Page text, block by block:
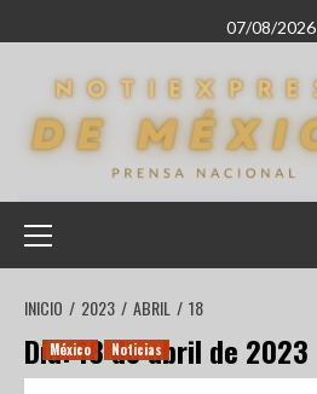
07/08/2026
INICIO 2023 ABRIL 18
Día:18 de abril de 2023
México Noticias